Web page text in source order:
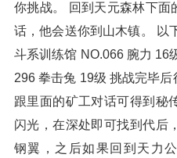
你挑战。 回到天元森林下面
话，他会送你到山木镇。 以
斗系训练馆 NO.066 腕力 16
296 拳击兔 19级 挑战完毕
跟里面的矿工对话可得到秘
闪光，在深处即可找到代后
钢翼，之后如果回到天力